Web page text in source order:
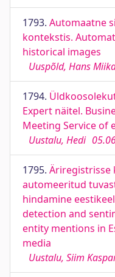
1793. Automaatne
kontekstis.
historical images
Uuspõld, Hans
1794.
Expert näitel.
Meeting Service of
Uustalu, Hedi
1795. Äriregistrisse
automeeritud
hindamine
detection and
entity mentions in
media
Uustalu, Siim